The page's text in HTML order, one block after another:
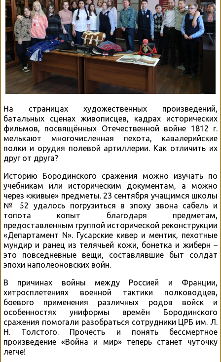
На страницах художественных произведений,
батальных сценах живописцев, кадрах исторических
фильмов, посвящённых Отечественной войне 1812 г.
мелькают многочисленная пехота, кавалерийские
полки и орудия полевой артиллерии. Как отличить их
друг от друга?
Историю Бородинского сражения можно изучать по
учебникам или историческим документам, а можно
через «живые» предметы. 23 сентября учащимся школы
№ 52 удалось погрузиться в эпоху звона сабель и
топота копыт благодаря предметам,
предоставленным группой исторической реконструкции
«Департамент N». Гусарские кивер и ментик, пехотные
мундир и ранец из телячьей кожи, бонетка и жиберн –
это повседневные вещи, составлявшие быт солдат
эпохи наполеоновских войн.
В причинах войны между Россией и Франции,
хитросплетениях военной тактики полководцев,
боевого применения различных родов войск и
особенностях униформы времён Бородинского
сражения помогали разобраться сотрудники ЦРБ им. Л.
Н. Толстого. Прочесть и понять бессмертное
произведение «Война и мир» теперь станет чуточку
легче!